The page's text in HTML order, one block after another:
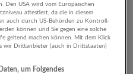
Lager IT-
Den USA wird vom Europäischen
attestiert, da die in diesem
auch durch US-Behörden zu Kontroll-
können und Sie gegen eine solche
geltend machen können. Mit dem Klick
wir Drittanbieter (auch in Drittstaaten)
um Folgendes